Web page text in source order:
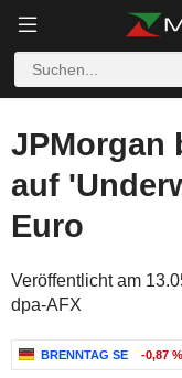
JPMorgan
auf
Euro
Veröffentlicht am
dpa-AFX
BRENNTAG SE -0,87 %